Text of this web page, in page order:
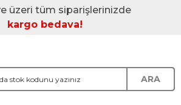
üzeri tüm siparişlerinizde
kargo bedava!
ARA